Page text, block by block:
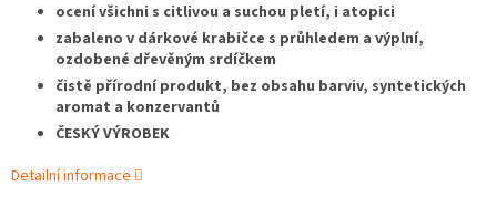
ocení všichni s citlivou a suchou pletí, i atopici
zabaleno v dárkové krabičce s průhledem a výplní,
ozdobené dřevěným srdíčkem
čistě přírodní produkt, bez obsahu barviv, syntetických
aromat a konzervantů
ČESKÝ VÝROBEK
Detailní informace